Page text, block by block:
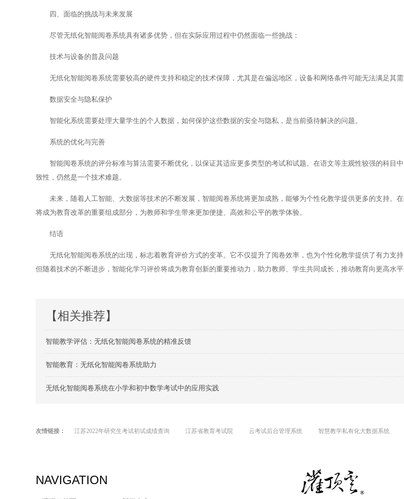
四、面临的挑战与未来发展
尽管无纸化智能阅卷系统具有诸多优势，但在实际应用过程中仍然面临一些挑战：
技术与设备的普及问题
无纸化智能阅卷系统需要较高的硬件支持和稳定的技术保障，尤其是在偏远地区，设备和网络条件可能无法满足其需
数据安全与隐私保护
智能化系统需要处理大量学生的个人数据，如何保护这些数据的安全与隐私，是当前亟待解决的问题。
系统的优化与完善
智能阅卷系统的评分标准与算法需要不断优化，以保证其适应更多类型的考试和试题。在语文等主观性较强的科目
致性，仍然是一个技术难题。
未来，随着人工智能、大数据等技术的不断发展，智能阅卷系统将更加成熟，能够为个性化教学提供更多的支持。
将成为教育改革的重要组成部分，为教师和学生带来更加便捷、高效和公平的教学体验。
结语
无纸化智能阅卷系统的出现，标志着教育评价方式的变革。它不仅提升了阅卷效率，也为个性化教学提供了有力支持
但随着技术的不断进步，智能化学习评价将成为教育创新的重要推动力，助力教师、学生共同成长，推动教育向更高水平
【相关推荐】
智能教学评估：无纸化智能阅卷系统的精准反馈
智能教育：无纸化智能阅卷系统助力
无纸化智能阅卷系统在小学和初中数学考试中的应用实践
友情链接： 江苏2022年研究生考试初试成绩查询 江苏省教育考试院 云考试后台管理系统 智慧教学私有化大数据系统
NAVIGATION